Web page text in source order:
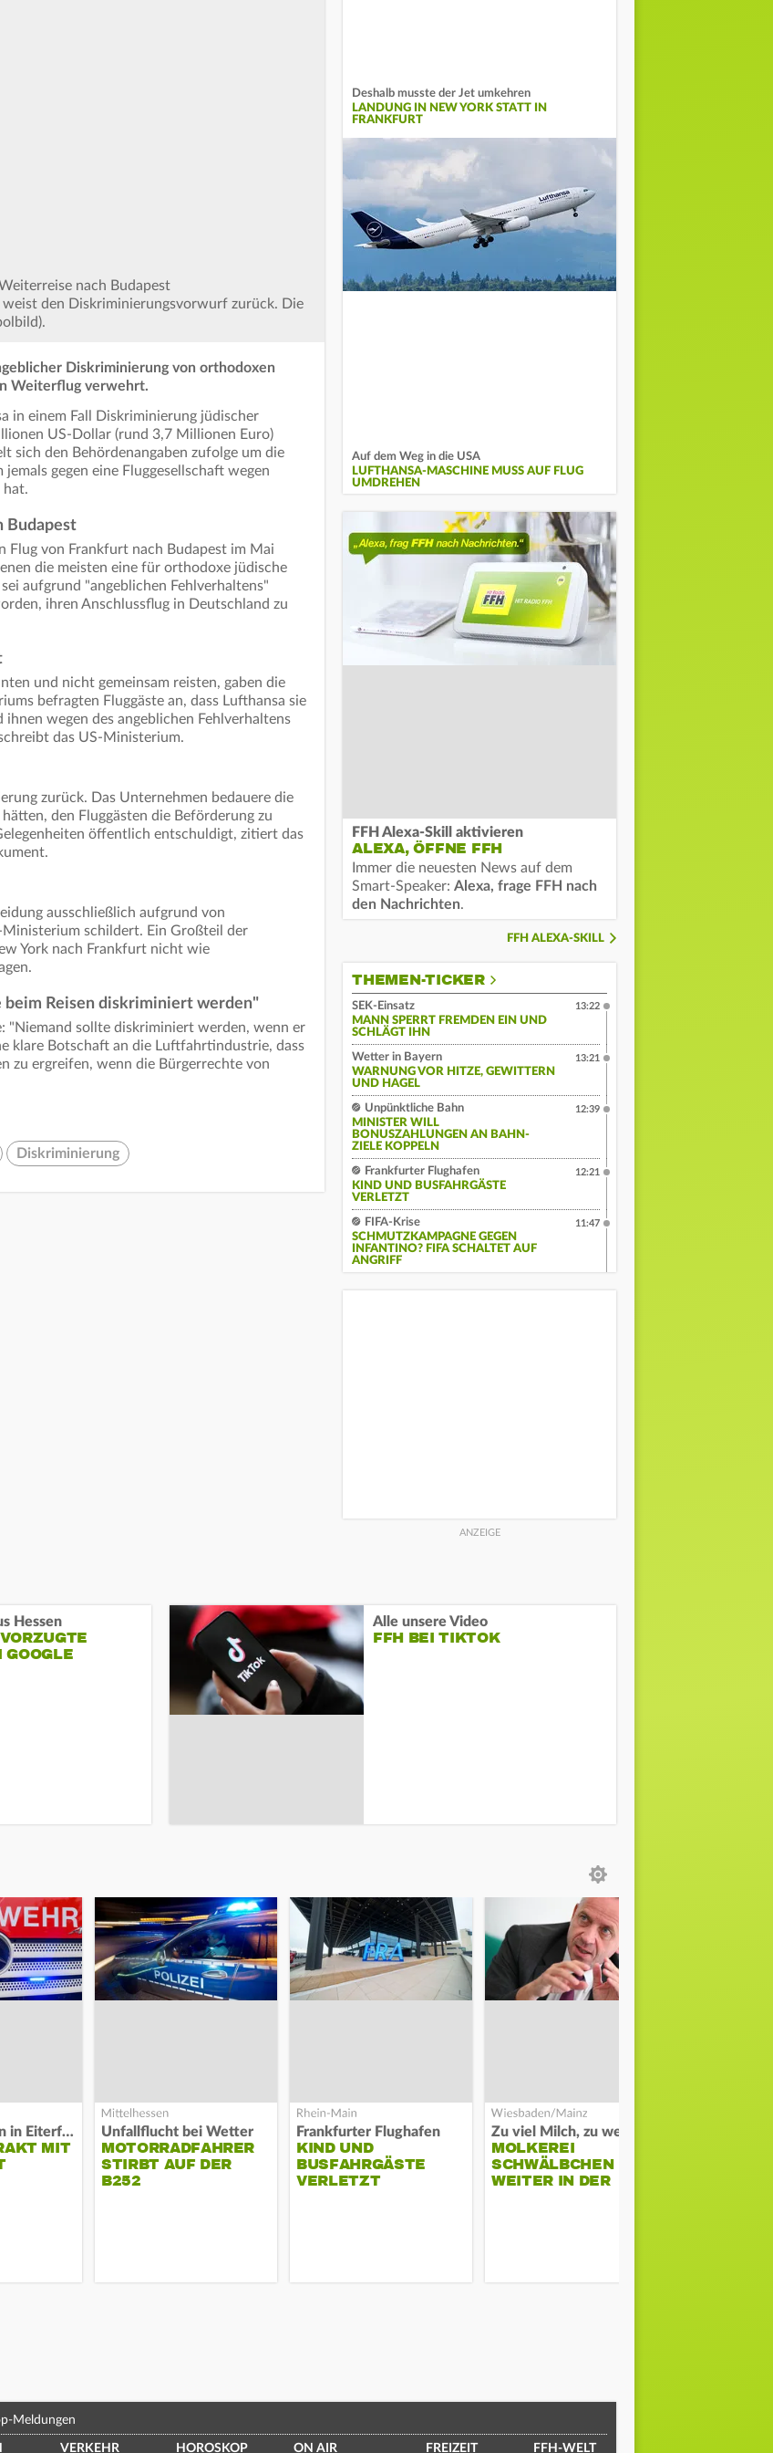
nach Budapest
den Diskriminierungsvorwurf zurück. Die
Diskriminierung von orthodoxen
Weiterflug verwehrt.
in einem Fall Diskriminierung jüdischer
US-Dollar (rund 3,7 Millionen Euro)
sich den Behördenangaben zufolge um die
gegen eine Fluggesellschaft wegen
hat.
Budapest
Flug von Frankfurt nach Budapest im Mai
die meisten eine für orthodoxe jüdische
aufgrund "angeblichen Fehlverhaltens"
ihren Anschlussflug in Deutschland zu
und nicht gemeinsam reisten, gaben die
befragten Fluggäste an, dass Lufthansa sie
wegen des angeblichen Fehlverhaltens
das US-Ministerium.
zurück. Das Unternehmen bedauere die
den Fluggästen die Beförderung zu
öffentlich entschuldigt, zitiert das
ausschließlich aufgrund von
schildert. Ein Großteil der
York nach Frankfurt nicht wie
Reisen diskriminiert werden"
"Niemand sollte diskriminiert werden, wenn er
klare Botschaft an die Luftfahrtindustrie, dass
zu ergreifen, wenn die Bürgerrechte von
Diskriminierung
Deshalb musste der Jet umkehren
LANDUNG IN NEW YORK STATT IN
FRANKFURT
Auf dem Weg in die USA
LUFTHANSA-MASCHINE MUSS AUF FLUG
UMDREHEN
FFH Alexa-Skill aktivieren
ALEXA, ÖFFNE FFH
Immer die neuesten News auf dem
Smart-Speaker: Alexa, frage FFH nach
den Nachrichten.
FFH ALEXA-SKILL
THEMEN-TICKER
SEK-Einsatz
MANN SPERRT FREMDEN EIN UND
SCHLÄGT IHN
13:22
Wetter in Bayern
WARNUNG VOR HITZE, GEWITTERN
UND HAGEL
13:21
Unpünktliche Bahn
MINISTER WILL
BONUSZAHLUNGEN AN BAHN-
ZIELE KOPPELN
12:39
Frankfurter Flughafen
KIND UND BUSFAHRGÄSTE
VERLETZT
12:21
FIFA-Krise
SCHMUTZKAMPAGNE GEGEN
INFANTINO? FIFA SCHALTET AUF
ANGRIFF
11:47
Hessen
GOOGLE
Alle unsere Video
FFH BEI TIKTOK
Hoher Schaden in Eiterfeld
MIT
Unfallflucht bei Wetter
MOTORRADFAHRER
STIRBT AUF DER
B252
Frankfurter Flughafen
KIND UND
BUSFAHRGÄSTE
VERLETZT
MOLKEREI
SCHWÄLBCHEN
WEITER IN DER
Meldungen
VERKEHR HOROSKOP ON AIR FREIZEIT FFH-WELT